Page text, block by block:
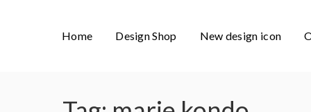
Home Design Shop New design icon